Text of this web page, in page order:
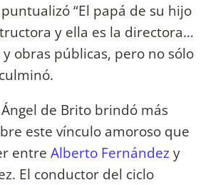
“El papá de su hijo
y ella es la directora…
obras públicas, pero no sólo
de Brito brindó más
este vínculo amoroso que
entre Alberto Fernándezy
El conductor del ciclo